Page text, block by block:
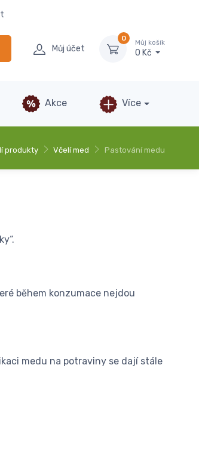
Můj účet
0
Můj košík
0 Kč
Akce Více
produkty Včelí med Pastování medu
během konzumace nejdou
medu na potraviny se dají stále